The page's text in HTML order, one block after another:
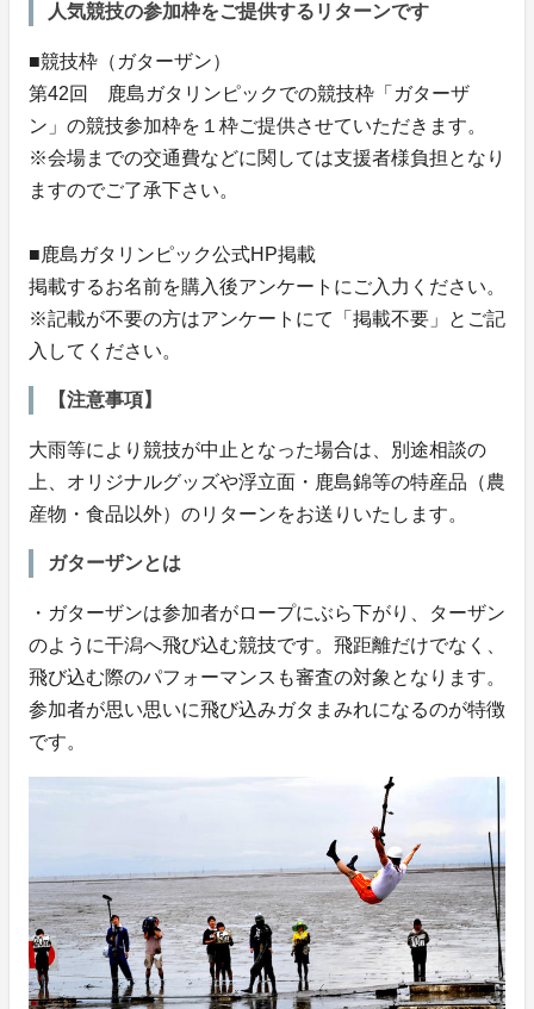
人気競技の参加枠をご提供するリターンです
■競技枠（ガターザン）
第42回 鹿島ガタリンピックでの競技枠「ガターザ
ン」の競技参加枠を１枠ご提供させていただきます。
※会場までの交通費などに関しては支援者様負担となり
ますのでご了承下さい。
■鹿島ガタリンピック公式HP掲載
掲載するお名前を購入後アンケートにご入力ください。
※記載が不要の方はアンケートにて「掲載不要」とご記
入してください。
【注意事項】
大雨等により競技が中止となった場合は、別途相談の
上、オリジナルグッズや浮立面・鹿島錦等の特産品（農
産物・食品以外）のリターンをお送りいたします。
ガターザンとは
・ガターザンは参加者がロープにぶら下がり、ターザン
のように干潟へ飛び込む競技です。飛距離だけでなく、
飛び込む際のパフォーマンスも審査の対象となります。
参加者が思い思いに飛び込みガタまみれになるのが特徴
です。